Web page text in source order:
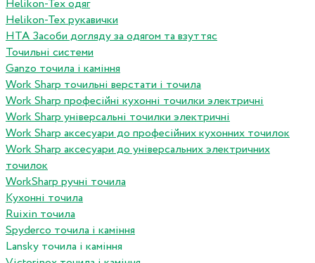
Helikon-Tex одяг
Helikon-Tex рукавички
HTA Засоби догляду за одягом та взуттяс
Точильні системи
Ganzo точила і каміння
Work Sharp точильні верстати і точила
Work Sharp професiйнi кухоннi точилки электричнi
Work Sharp унiверсальнi точилки электричнi
Work Sharp аксесуари до професiйних кухонних точилок
Work Sharp аксесуари до унiверсальних электричних
точилок
WorkSharp ручні точила
Кухонні точила
Ruixin точила
Spyderco точила і каміння
Lansky точила і каміння